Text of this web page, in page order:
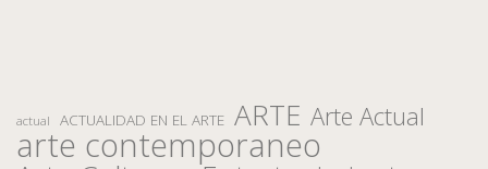
actual ACTUALIDAD EN EL ARTE ARTE Arte Actual
arte contemporaneo